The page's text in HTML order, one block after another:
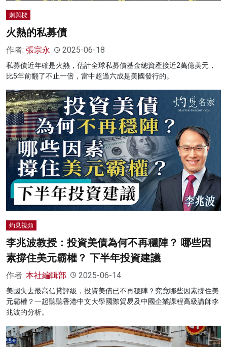
刺與樑
火熱的私募債
作者: 張宗永 2025-06-18
私募債近年確是火熱，估計全球私募債基金總資產接近2萬億美元，
比5年前翻了不止一倍，當中超過六成是美國發行的。
灼見視頻
李兆波教授：投資美債為何不再穩陣？ 哪些因
素撐住美元霸權？ 下半年投資建議
作者: 本社編輯部 2025-06-14
美國失去最高信貸評級，投資美債已不再穩陣？究竟哪些因素撐住美
元霸權？一起聽聽香港中文大學國際貿易及中國企業課程高級講師李
兆波的分析。